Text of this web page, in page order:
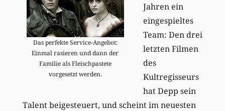
Das perfekte Service-Angebot:
Einmal rasieren und dann der
Familie als Fleischpastete
vorgesetzt werden.
Jahren ein
eingespieltes
Team: Den drei
letzten Filmen
des
Kultregisseurs
hat Depp sein
Talent beigesteuert, und scheint im neuesten